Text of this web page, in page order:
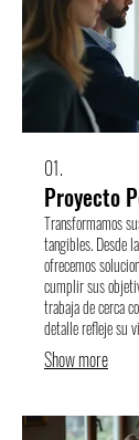
01.
Proyecto
Transformamos
tangibles. Desde
ofrecemos
cumplir sus
trabaja de cerca
detalle refleje su
Show more